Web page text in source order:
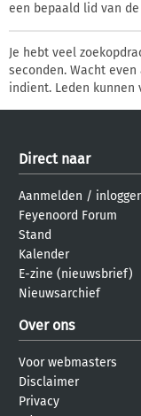
een bepaald lid van
Je hebt veel
seconden. Wacht
indient. Leden kunnen
Direct naar
Aanmelden /
Feyenoord Forum
Stand
Kalender
E-zine (nieuwsbrief)
Nieuwsarchief
Over ons
Voor webmasters
Disclaimer
Privacy